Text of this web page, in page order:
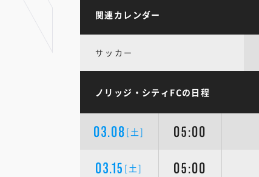
関連カレンダー
サッカー
ノリッジ・シティFCの日程
03.08 [土] 05:00
03.15 [土] 05:00